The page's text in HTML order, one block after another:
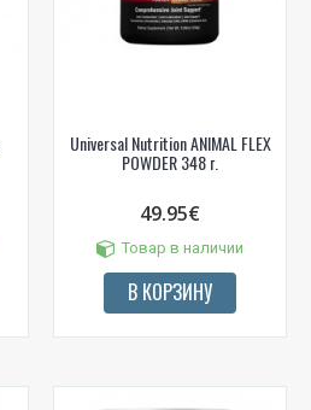
Universal Nutrition ANIMAL FLEX
POWDER 348 г.
49.95€
Товар в наличии
В КОРЗИНУ